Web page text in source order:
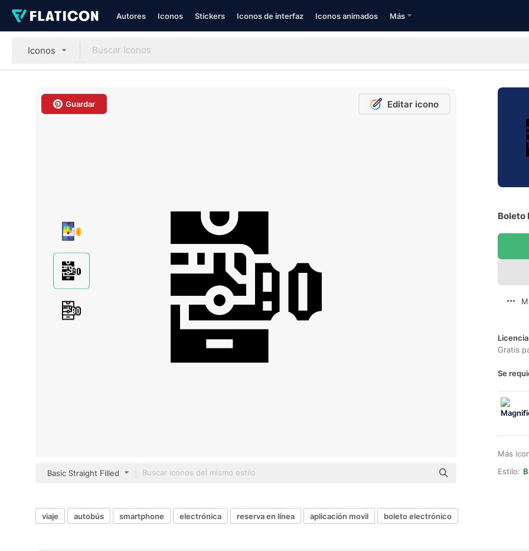
Autores Iconos Stickers Iconos de interfaz Iconos animados Más
Iconos
Guardar Editar icono
Basic Straight Filled
Boleto
Gratis
Se
Más
Estilo:
viaje autobús smartphone electrónica reserva en línea aplicación movil boleto electrónico